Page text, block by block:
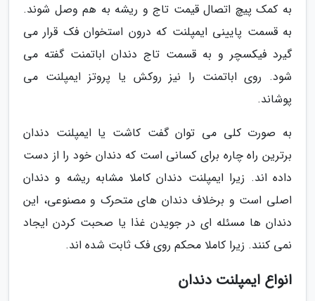
به کمک پیچ اتصال قیمت تاج و ریشه به هم وصل شوند.
به قسمت پایینی ایمپلنت که درون استخوان فک قرار می
گیرد فیکسچر و به قسمت تاج دندان اباتمنت گفته می
شود. روی اباتمنت را نیز روکش یا پروتز ایمپلنت می
پوشاند.
به صورت کلی می توان گفت کاشت یا ایمپلنت دندان
برترین راه چاره برای کسانی است که دندان خود را از دست
داده اند. زیرا ایمپلنت دندان کاملا مشابه ریشه و دندان
اصلی است و برخلاف دندان های متحرک و مصنوعی، این
دندان ها مسئله ای در جویدن غذا یا صحبت کردن ایجاد
نمی کنند. زیرا کاملا محکم روی فک ثابت شده اند.
انواع ایمپلنت دندان